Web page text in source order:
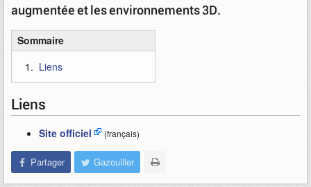
augmentée et les environnements 3D.
Sommaire
Liens
Liens
Site officiel (français)
Partager Gazouiller